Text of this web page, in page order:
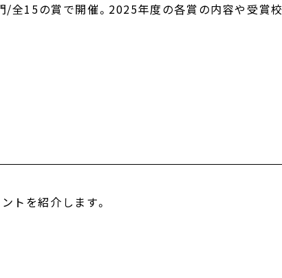
全15の賞で開催。2025年度の各賞の内容や受賞校
トを紹介します。